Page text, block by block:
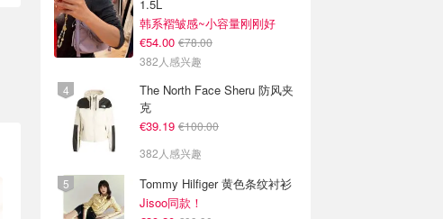
1.5L
韩系褶皱感~小容量刚刚好
€54.00 €78.00
382人感兴趣
The North Face Sheru 防风夹
克
€39.19 €100.00
382人感兴趣
Tommy Hilfiger 黄色条纹衬衫
Jisoo同款！